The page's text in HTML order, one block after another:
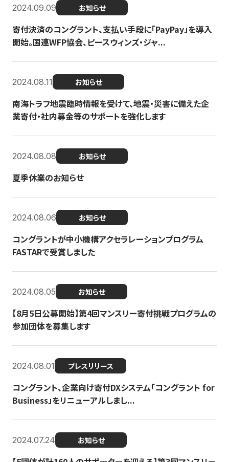
2024.09.09 お知らせ
寄付決済のコングラント、支払い手段に「PayPay」を導入
開始。国連WFP協会、ピースウィンズ・ジャ...
2024.08.11 お知らせ
南海トラフ地震臨時情報を受けて、地震・災害に備えた企
業寄付・社内募金等のサポートを強化します
2024.08.08 お知らせ
夏季休業のお知らせ
2024.08.06 お知らせ
コングラントが中小機構アクセラレーションプログラム
FASTARで受賞しました
2024.08.05 お知らせ
【8月5日公募開始】第4回マンスリー寄付挑戦プログラムの
参加団体を募集します
2024.08.01 プレスリリース
コングラント、企業向け寄付DXシステム「コングラント for
Business」をリニューアルしまし...
2024.07.24 お知らせ